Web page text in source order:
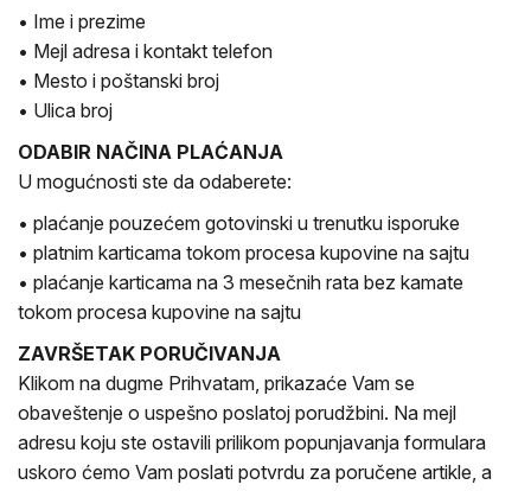
• Ime i prezime
• Mejl adresa i kontakt telefon
• Mesto i poštanski broj
• Ulica broj
ODABIR NAČINA PLAĆANJA
U mogućnosti ste da odaberete:
• plaćanje pouzećem gotovinski u trenutku isporuke
• platnim karticama tokom procesa kupovine na sajtu
• plaćanje karticama na 3 mesečnih rata bez kamate
tokom procesa kupovine na sajtu
ZAVRŠETAK PORUČIVANJA
Klikom na dugme Prihvatam, prikazaće Vam se
obaveštenje o uspešno poslatoj porudžbini. Na mejl
adresu koju ste ostavili prilikom popunjavanja formulara
uskoro ćemo Vam poslati potvrdu za poručene artikle, a